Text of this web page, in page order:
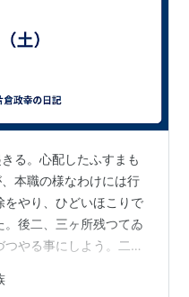
る。心配したふすまも
本職の様なわけには行
やり、ひどいほこりで
後二、三ヶ所残つてゐ
やる事にしよう。二十
に入る。 夜は、小川の